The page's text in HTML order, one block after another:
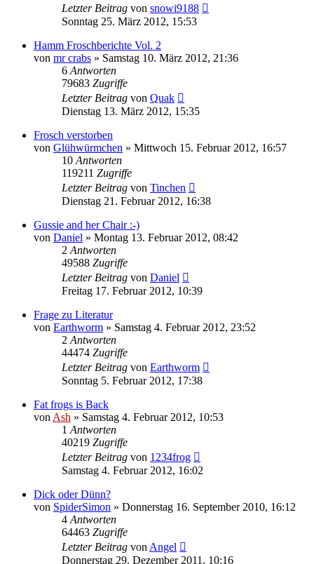
Letzter Beitrag von snowi9188
Sonntag 25. März 2012, 15:53
Hamm Froschberichte Vol. 2
von mr crabs » Samstag 10. März 2012, 21:36
6 Antworten
79683 Zugriffe
Letzter Beitrag von Quak
Dienstag 13. März 2012, 15:35
Frosch verstorben
von Glühwürmchen » Mittwoch 15. Februar 2012, 16:57
10 Antworten
119211 Zugriffe
Letzter Beitrag von Tinchen
Dienstag 21. Februar 2012, 16:38
Gussie and her Chair :-)
von Daniel » Montag 13. Februar 2012, 08:42
2 Antworten
49588 Zugriffe
Letzter Beitrag von Daniel
Freitag 17. Februar 2012, 10:39
Frage zu Literatur
von Earthworm » Samstag 4. Februar 2012, 23:52
2 Antworten
44474 Zugriffe
Letzter Beitrag von Earthworm
Sonntag 5. Februar 2012, 17:38
Fat frogs is Back
von Ash » Samstag 4. Februar 2012, 10:53
1 Antworten
40219 Zugriffe
Letzter Beitrag von 1234frog
Samstag 4. Februar 2012, 16:02
Dick oder Dünn?
von SpiderSimon » Donnerstag 16. September 2010, 16:12
4 Antworten
64463 Zugriffe
Letzter Beitrag von Angel
Donnerstag 29. Dezember 2011, 10:16